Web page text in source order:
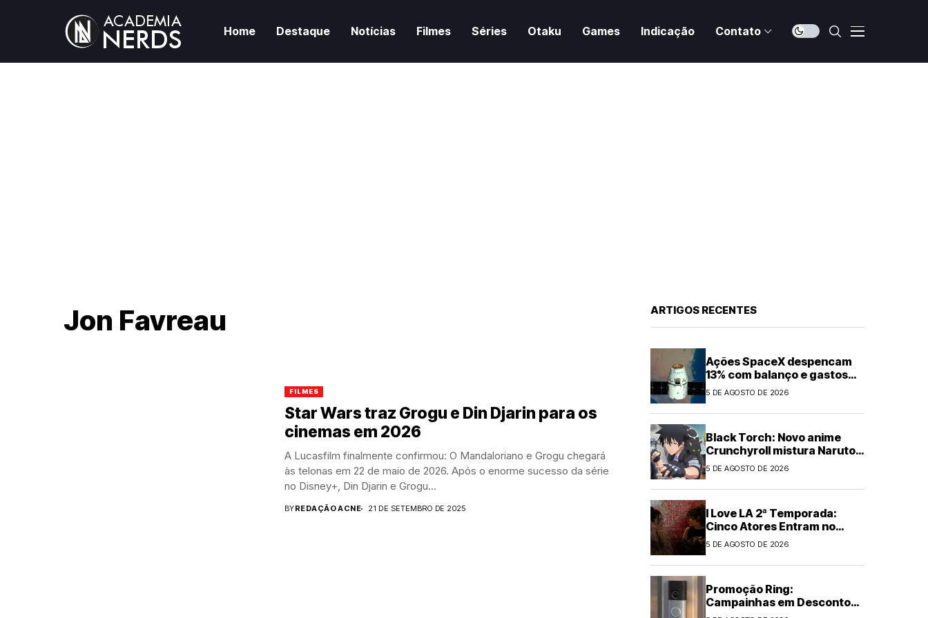
Home Destaque Notícias Filmes Séries Otaku Games Indicação Contato
Jon Favreau
FILMES
Star Wars traz Grogu e Din Djarin para os
cinemas em 2026
A Lucasfilm finalmente confirmou: O Mandaloriano e Grogu chegará
às telonas em 22 de maio de 2026. Após o enorme sucesso da série
no Disney+, Din Djarin e Grogu...
BYREDAÇÃO ACNE 21 DE SETEMBRO DE 2025
ARTIGOS RECENTES
Ações SpaceX despencam
13% com balanço e gastos
em IA
5 DE AGOSTO DE 2026
Black Torch: Novo anime
Crunchyroll mistura Naruto e
Chainsaw Man
5 DE AGOSTO DE 2026
I Love LA 2ª Temporada:
Cinco Atores Entram no
Elenco
5 DE AGOSTO DE 2026
Promoção Ring:
Campainhas em Desconto
de Até US$60